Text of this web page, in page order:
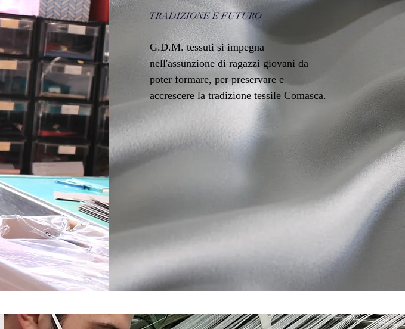
TRADIZIONE E FUTURO
G.D.M. tessuti si impegna
nell'assunzione di ragazzi giovani da
poter formare, per preservare e
accrescere la tradizione tessile Comasca.